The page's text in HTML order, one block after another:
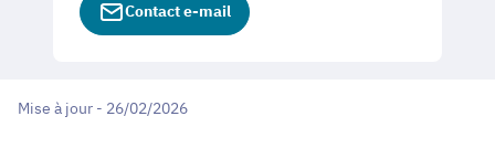
Contact e-mail
Mise à jour - 26/02/2026